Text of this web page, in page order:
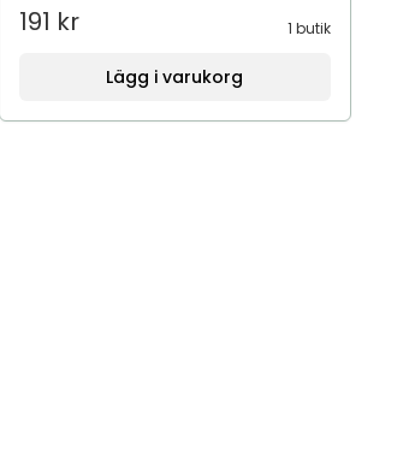
191 kr 1 butik
Lägg i varukorg